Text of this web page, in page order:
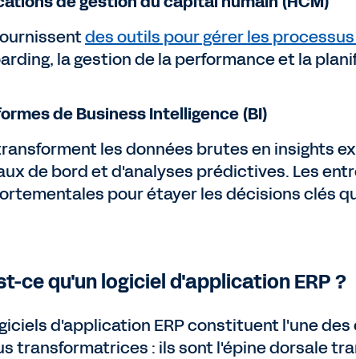
des outils pour gérer les processus
la gestion de la performance et la
de Business Intelligence (BI)
les données brutes en insights
de bord et d'analyses prédictives. Les
pour étayer les décisions clés
ce qu'un logiciel d'application ERP ?
d'application ERP constituent l'une
transformatrices : ils sont l'épine dorsale